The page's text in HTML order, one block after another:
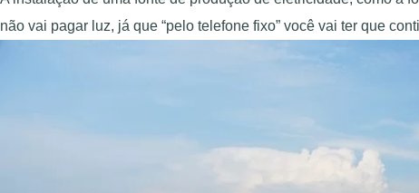
não vai pagar luz, já que “pelo telefone fixo” você vai ter que